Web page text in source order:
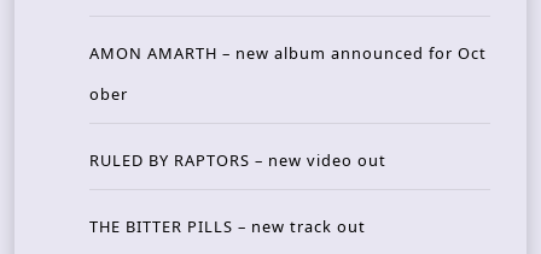
AMON AMARTH – new album announced for Oct
ober
RULED BY RAPTORS – new video out
THE BITTER PILLS – new track out